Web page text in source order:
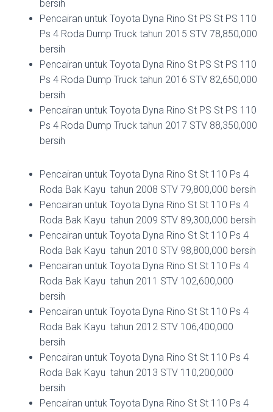
bersih
Pencairan untuk Toyota Dyna Rino St PS St PS 110
Ps 4 Roda Dump Truck tahun 2015 STV 78,850,000
bersih
Pencairan untuk Toyota Dyna Rino St PS St PS 110
Ps 4 Roda Dump Truck tahun 2016 STV 82,650,000
bersih
Pencairan untuk Toyota Dyna Rino St PS St PS 110
Ps 4 Roda Dump Truck tahun 2017 STV 88,350,000
bersih
Pencairan untuk Toyota Dyna Rino St St 110 Ps 4
Roda Bak Kayu tahun 2008 STV 79,800,000 bersih
Pencairan untuk Toyota Dyna Rino St St 110 Ps 4
Roda Bak Kayu tahun 2009 STV 89,300,000 bersih
Pencairan untuk Toyota Dyna Rino St St 110 Ps 4
Roda Bak Kayu tahun 2010 STV 98,800,000 bersih
Pencairan untuk Toyota Dyna Rino St St 110 Ps 4
Roda Bak Kayu tahun 2011 STV 102,600,000
bersih
Pencairan untuk Toyota Dyna Rino St St 110 Ps 4
Roda Bak Kayu tahun 2012 STV 106,400,000
bersih
Pencairan untuk Toyota Dyna Rino St St 110 Ps 4
Roda Bak Kayu tahun 2013 STV 110,200,000
bersih
Pencairan untuk Toyota Dyna Rino St St 110 Ps 4